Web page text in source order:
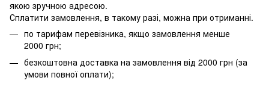
якою зручною адресою.
Сплатити замовлення, в такому разі, можна при отриманні.
по тарифам перевізника, якщо замовлення менше
2000 грн;
безкоштовна доставка на замовлення від 2000 грн (за
умови повної оплати);